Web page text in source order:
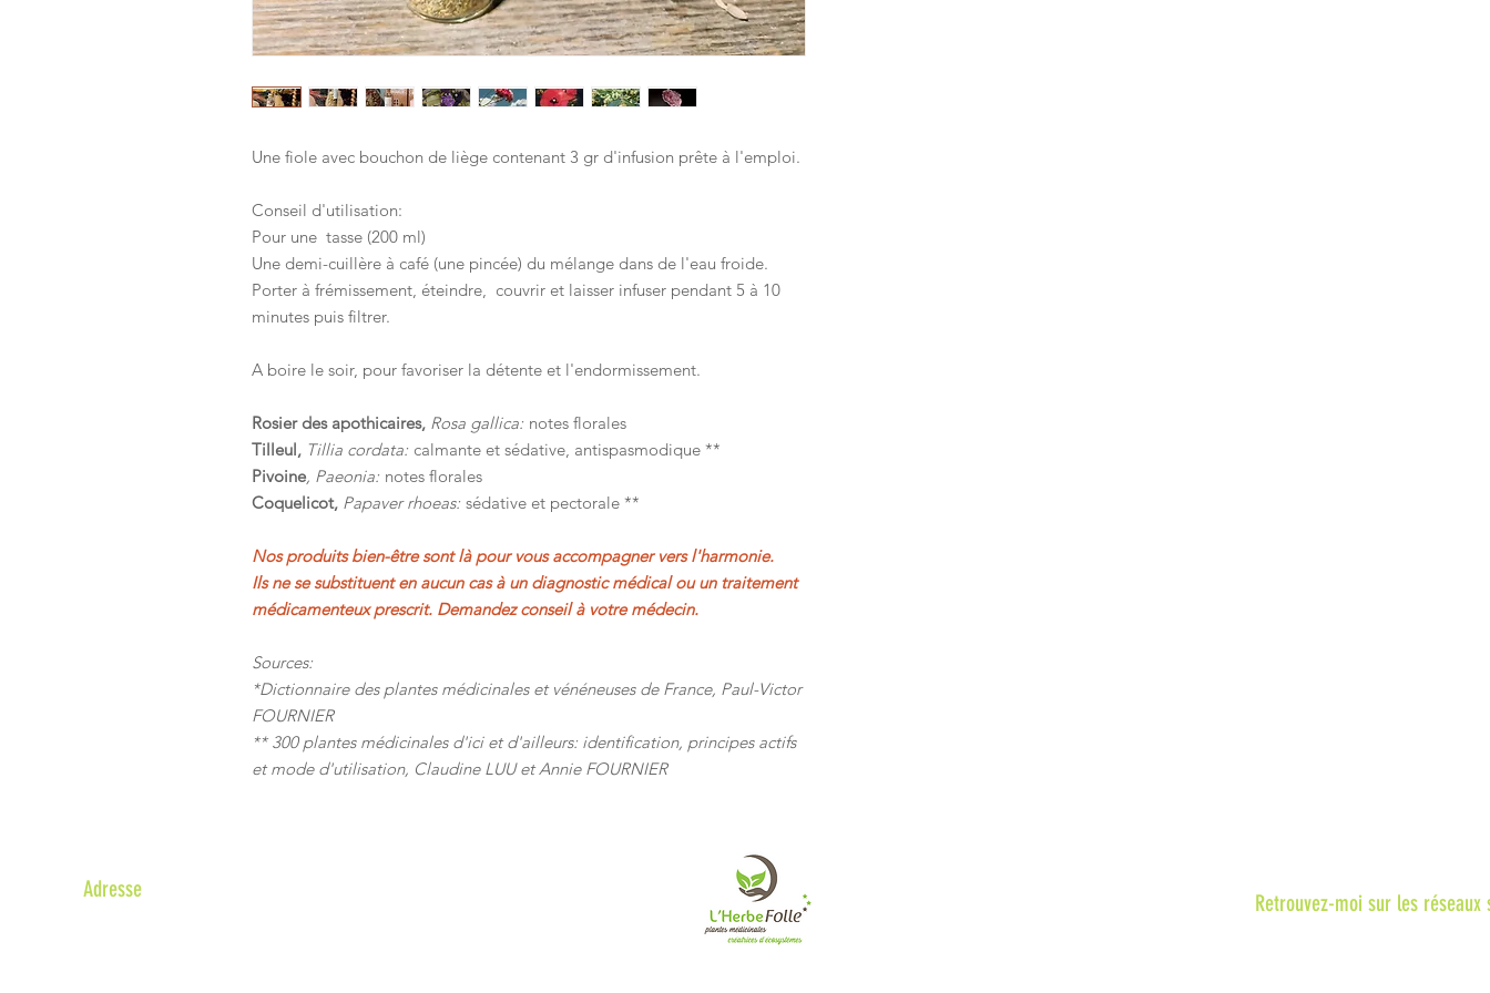
Une fiole avec bouchon de liège contenant 3 gr d'infusion prête à l'emploi.
Conseil d'utilisation:
Pour une tasse (200 ml)
Une demi-cuillère à café (une pincée) du mélange dans de l'eau froide.
Porter à frémissement, éteindre, couvrir et laisser infuser pendant 5 à 10
minutes puis filtrer.
A boire le soir, pour favoriser la détente et l'endormissement.
Rosier des apothicaires, Rosa gallica: notes florales
Tilleul, Tillia cordata: calmante et sédative, antispasmodique **
Pivoine, Paeonia: notes florales
Coquelicot, Papaver rhoeas: sédative et pectorale **
Nos produits bien-être sont là pour vous accompagner vers l'harmonie.
Ils ne se substituent en aucun cas à un diagnostic médical ou un traitement
médicamenteux prescrit. Demandez conseil à votre médecin.
Sources:
*Dictionnaire des plantes médicinales et vénéneuses de France, Paul-Victor
FOURNIER
** 300 plantes médicinales d'ici et d'ailleurs: identification, principes actifs
et mode d'utilisation, Claudine LUU et Annie FOURNIER
Adresse
Retrouvez-moi sur les réseaux